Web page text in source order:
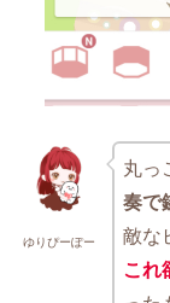
ゆりぴーぽー
丸っ
奏で
敵な
これ